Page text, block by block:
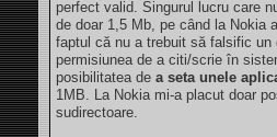
perfect valid. Singurul lucru care
de doar 1,5 Mb, pe când la Nokia
faptul că nu a trebuit să falsific
permisiunea de a citi/scrie în
posibilitatea dea seta unele
1MB. La Nokia mi-a placut doar
sudirectoare.